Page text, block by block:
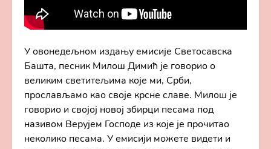
У овонедељном издању емисије Светосавска
Башта, песник Милош Димић је говорио о
великим светитељима које ми, Срби,
прослављамо као своје крсне славе. Милош је
говорио и својој новој збирци песама под
називом Верујем Господе из које је прочитао
неколико песама. У емисији можете видети и